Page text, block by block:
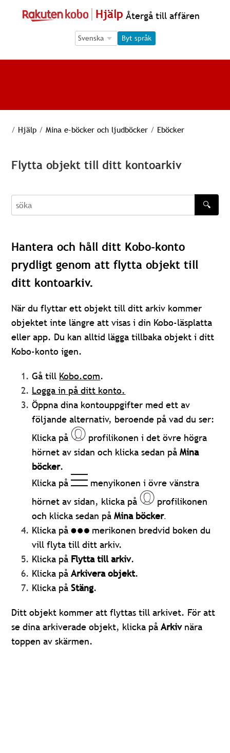
Hjälp Återgå till affären
Language Selection
Language Selection
Byt språk
/ Hjälp / Mina e-böcker och ljudböcker / Eböcker
Flytta objekt till ditt kontoarkiv
söka
🔍
Hantera och håll ditt Kobo-konto
prydligt genom att flytta objekt till
ditt kontoarkiv.
När du flyttar ett objekt till ditt arkiv kommer
objektet inte längre att visas i din Kobo-läsplatta
eller app. Du kan alltid lägga tillbaka objekt i ditt
Kobo-konto igen.
Gå till Kobo.com.
Logga in på ditt konto.
Öppna dina kontouppgifter med ett av
följande alternativ, beroende på vad du ser:
Klicka på
profilikonen i det övre högra
hörnet av sidan och klicka sedan påMina
böcker.
Klicka på
menyikonen i övre vänstra
hörnet av sidan, klicka på
profilikonen
och klicka sedan påMina böcker.
Klicka på
merikonen bredvid boken du
vill flyta till ditt arkiv.
Klicka på Flytta till arkiv.
Klicka påArkivera objekt.
Klicka påStäng.
Ditt objekt kommer att flyttas till arkivet. För att
se dina arkiverade objekt, klicka påArkivnära
toppen av skärmen.